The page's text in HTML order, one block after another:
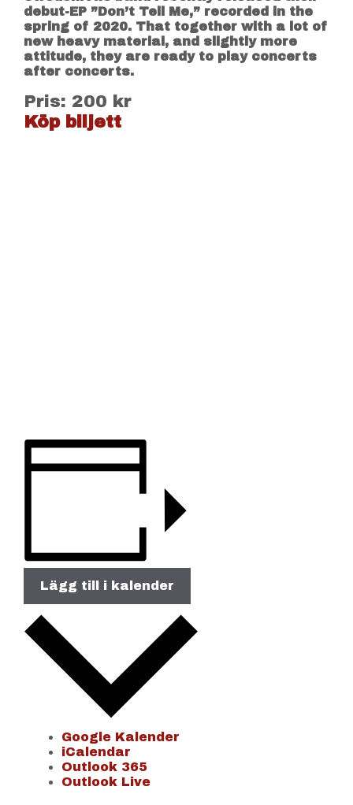
debut-EP ”Don’t Tell Me,” recorded in the
spring of 2020. That together with a lot of
new heavy material, and slightly more
attitude, they are ready to play concerts
after concerts.
Pris: 200 kr
Köp biljett
Lägg till i kalender
Google Kalender
iCalendar
Outlook 365
Outlook Live